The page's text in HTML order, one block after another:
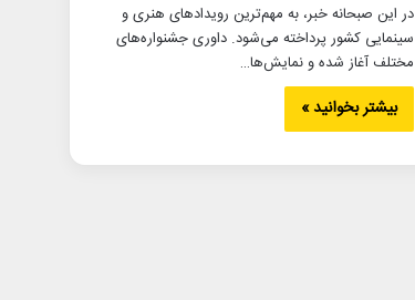
در این صبحانه خبر، به مهم‌ترین رویدادهای هنری و
سینمایی کشور پرداخته می‌شود. داوری جشنواره‌های
مختلف آغاز شده و نمایش‌ها…
بیشتر بخوانید »